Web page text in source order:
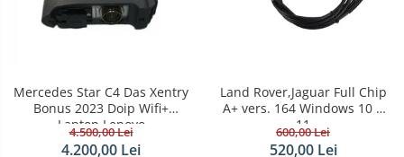
Mercedes Star C4 Das Xentry
Bonus 2023 Doip Wifi+
Laptop Lenovo
4.500,00 Lei
4.200,00 Lei
Land Rover,Jaguar Full Chip
A+ vers. 164 Windows 10 +
11
600,00 Lei
520,00 Lei